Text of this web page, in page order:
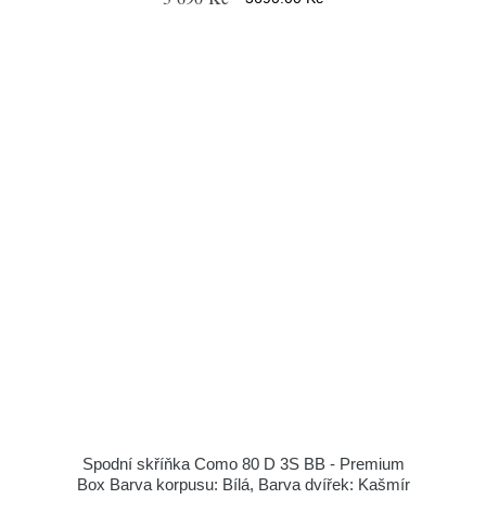
Spodní skříňka Como 80 D 3S BB - Premium
Box Barva korpusu: Bílá, Barva dvířek: Kašmír